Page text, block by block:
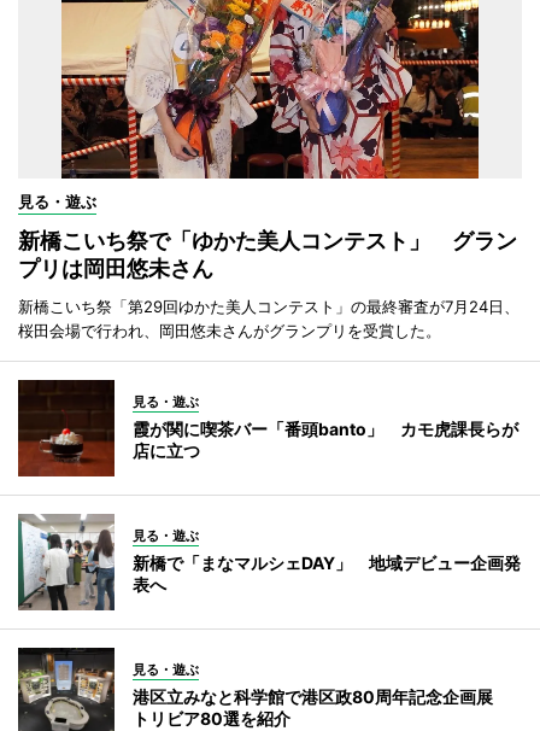
見る・遊ぶ
新橋こいち祭で「ゆかた美人コンテスト」 グラン
プリは岡田悠未さん
新橋こいち祭「第29回ゆかた美人コンテスト」の最終審査が7月24日、
桜田会場で行われ、岡田悠未さんがグランプリを受賞した。
見る・遊ぶ
霞が関に喫茶バー「番頭banto」 カモ虎課長らが
店に立つ
見る・遊ぶ
新橋で「まなマルシェDAY」 地域デビュー企画発
表へ
見る・遊ぶ
港区立みなと科学館で港区政80周年記念企画展
トリビア80選を紹介